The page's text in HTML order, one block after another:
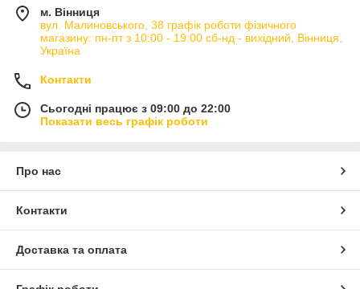
м. Вінниця
вул. Малиновського, 38 графік роботи фізичного
магазину: пн-пт з 10:00 - 19:00 сб-нд - вихідний, Вінниця,
Україна
Контакти
Сьогодні працює з 09:00 до 22:00
Показати весь графік роботи
Про нас
Контакти
Доставка та оплата